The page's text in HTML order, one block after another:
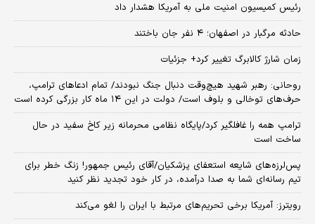
رئیس کمیسیون امنیت ملی به آمریکا هشدار داد
حادثه مرگبار در اصفهان؛ ۴ نفر جان باختند
زمان شارژ کالابرگ تغییر کرد+ جزئیات
روحانی: رهبر شهید هیچ‌وقت دنبال جنگ نبودند/ تمام ادعاهای ترامپ،
حرف‌های توخالی و بلوف است/ دولت در این ۱۴ ماه کار بزرگی کرده است
ترامپ همه را غافلگیر کرد/پایگاه نظامی محرمانه زیر کاخ سفید در حال
ساخت است
پس‌لرزه‌های شایعه استعفای پزشکیان/آقای رئیس جمهور! زنگ خطر برای
تیم رسانه‌ای شما به صدا درآمده، در کار خود تجدید نظر کنید
رویترز: آمریکا برخی تحریم‌های مرتبط با ایران را لغو می‌کند